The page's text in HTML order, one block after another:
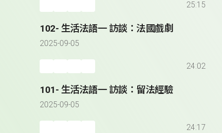
25:15
102- 生活法語一 訪談：法國戲劇
2025-09-05
24:02
101- 生活法語一 訪談：留法經驗
2025-09-05
24:17